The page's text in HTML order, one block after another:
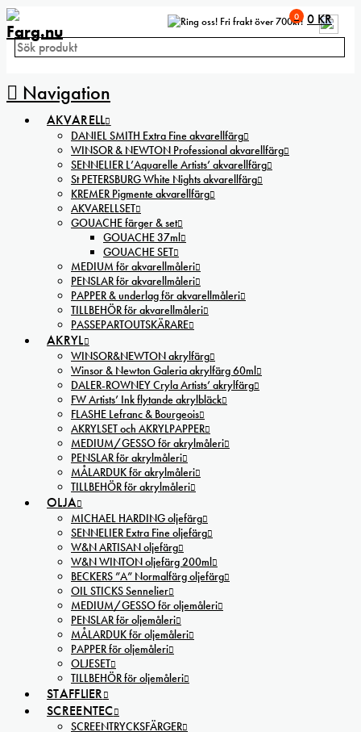
Fri frakt över 700kr!
Navigation
0 0 KR
AKVARELL
DANIEL SMITH Extra Fine akvarellfärg
WINSOR & NEWTON Professional akvarellfärg
SENNELIER L’Aquarelle Artists’ akvarellfärg
St PETERSBURG White Nights akvarellfärg
KREMER Pigmente akvarellfärg
AKVARELLSET
GOUACHE färger & set
GOUACHE 37ml
GOUACHE SET
MEDIUM för akvarellmåleri
PENSLAR för akvarellmåleri
PAPPER & underlag för akvarellmåleri
TILLBEHÖR för akvarellmåleri
PASSEPARTOUTSKÄRARE
AKRYL
WINSOR&NEWTON akrylfärg
Winsor & Newton Galeria akrylfärg 60ml
DALER-ROWNEY Cryla Artists’ akrylfärg
FW Artists’ Ink flytande akrylbläck
FLASHE Lefranc & Bourgeois
AKRYLSET och AKRYLPAPPER
MEDIUM/GESSO för akrylmåleri
PENSLAR för akrylmåleri
MÅLARDUK för akrylmåleri
TILLBEHÖR för akrylmåleri
OLJA
MICHAEL HARDING oljefärg
SENNELIER Extra Fine oljefärg
W&N ARTISAN oljefärg
W&N WINTON oljefärg 200ml
BECKERS ”A” Normalfärg oljefärg
OIL STICKS Sennelier
MEDIUM/GESSO för oljemåleri
PENSLAR för oljemåleri
MÅLARDUK för oljemåleri
PAPPER för oljemåleri
OLJESET
TILLBEHÖR för oljemåleri
STAFFLIER
SCREENTEC
SCREENTRYCKSFÄRGER